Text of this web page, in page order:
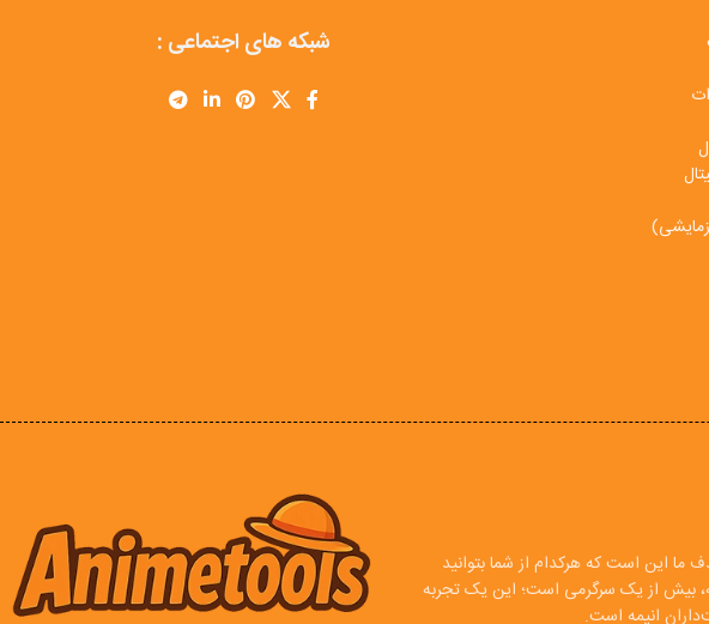
شبکه های اجتماعی :
ما این است که هرکدام از شما بتوانید
بیش از یک سرگرمی است؛ این یک تجربه
انیمه است.